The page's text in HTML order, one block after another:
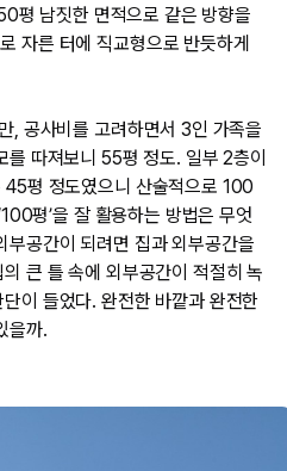
평 남짓한 면적으로 같은 방향을
자른 터에 직교형으로 반듯하게
, 공사비를 고려하면서 3인 가족을
따져보니 55평 정도. 일부 2층이
평 정도였으니 산술적으로 100
평’을 잘 활용하는 방법은 무엇
부공간이 되려면 집과 외부공간을
큰 틀 속에 외부공간이 적절히 녹
이 들었다. 완전한 바깥과 완전한
을까.